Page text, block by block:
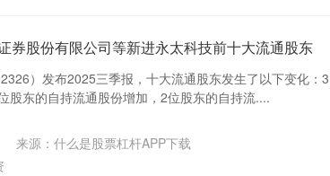
券股份有限公司等新进永太科技前十大流通股东
）发布2025三季报，十大流通股东发生了以下变化：3
股东的自持流通股份增加，2位股东的自持流....
来源：什么是股票杠杆APP下载